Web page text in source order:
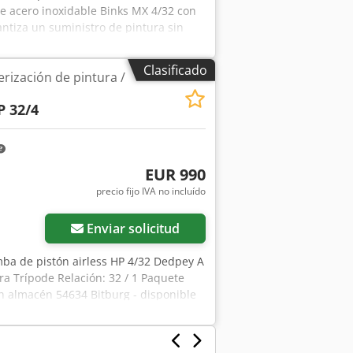
acero inoxidable Binks MX 4/32 con
un suministro de pintura sin
completa, económica y
Áreas de aplicación típicas: -
todoterreno - Procesamiento de
- Y muchos otros... Adecuado para
Imprimaciones, selladores y capas
Apcjck - Y muchos otros...
- Conmutación magnética
las piezas que transportan el
AirCombi con la última tecnología
el tiempo de inactividad -
para separadores -
bombas Raptor Lite: - MX4/32 -
de funcionamiento máx. 256 bar
Clasificado
de pintura /
32/4
EUR 990
precio fijo IVA no incluído
Enviar solicitud
de pistón airless HP 4/32 Dedpey A
Trípode Relación: 32 / 1 Paquete
almacén 54634 Bitburg - disponible